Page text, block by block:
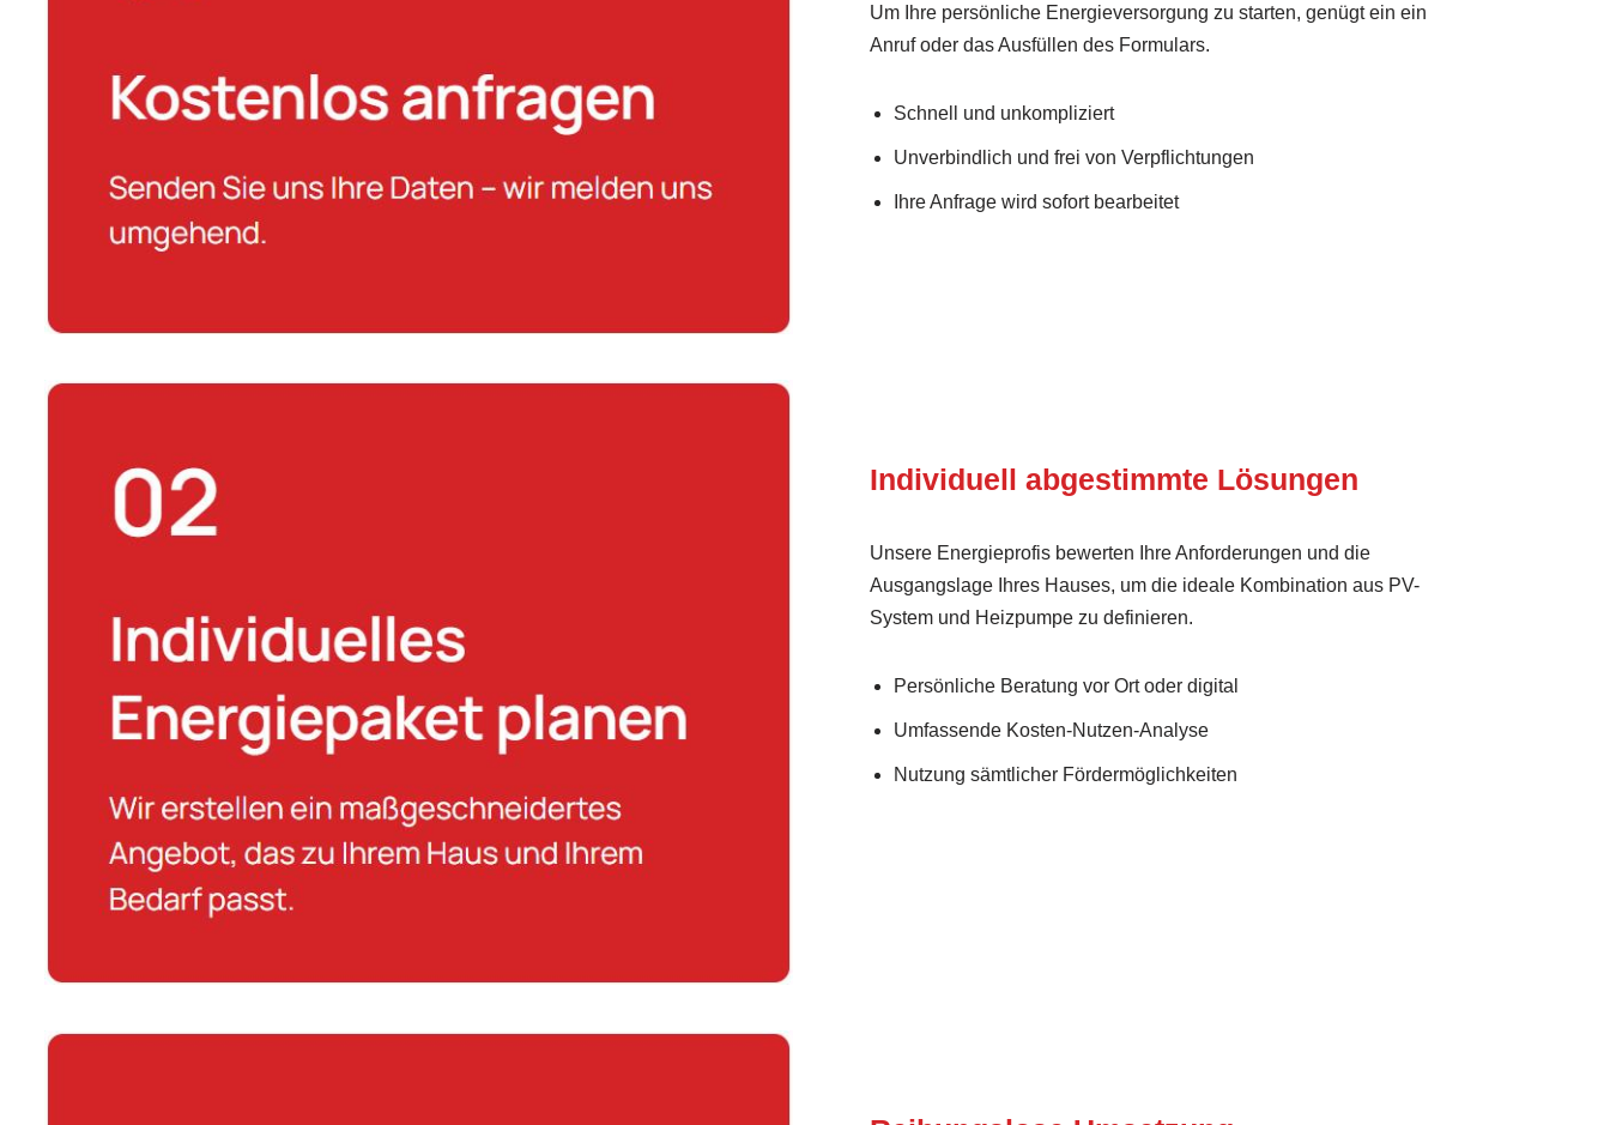
Um Ihre persönliche Energieversorgung zu starten, genügt ein ein
Anruf oder das Ausfüllen des Formulars.
Schnell und unkompliziert
Unverbindlich und frei von Verpflichtungen
Ihre Anfrage wird sofort bearbeitet
Individuell abgestimmte Lösungen
Unsere Energieprofis bewerten Ihre Anforderungen und die
Ausgangslage Ihres Hauses, um die ideale Kombination aus PV-
System und Heizpumpe zu definieren.
Persönliche Beratung vor Ort oder digital
Umfassende Kosten-Nutzen-Analyse
Nutzung sämtlicher Fördermöglichkeiten